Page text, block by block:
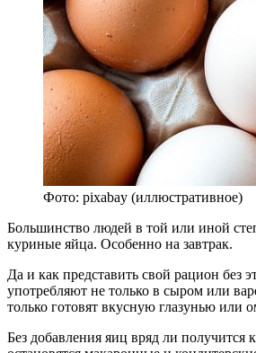
Фото: pixabay (иллюстративное)
Большинство людей в той или иной
куриные яйца. Особенно на завтрак.
Да и как представить свой рацион без
употребляют не только в сыром или
только готовят вкусную глазунью или
Без добавления яиц вряд ли получится